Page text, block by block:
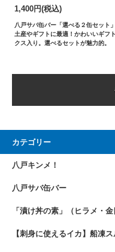
1,400円(税込)
八戸サバ缶バー「選べる２缶セット
土産やギフトに最適！かわいいギフ
クス入り。選べるセットが魅力的。
カテゴリー
八戸キンメ！
八戸サバ缶バー
「漬け丼の素」（ヒラメ・
【刺身に使えるイカ】船凍